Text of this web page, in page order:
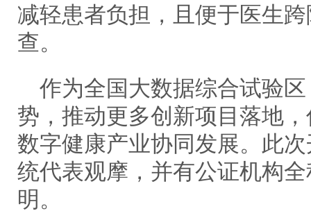
减轻患者负担，且便于医生
查。
作为全国大数据综合试验
势，推动更多创新项目落地
数字健康产业协同发展。此
统代表观摩，并有公证机构
明。